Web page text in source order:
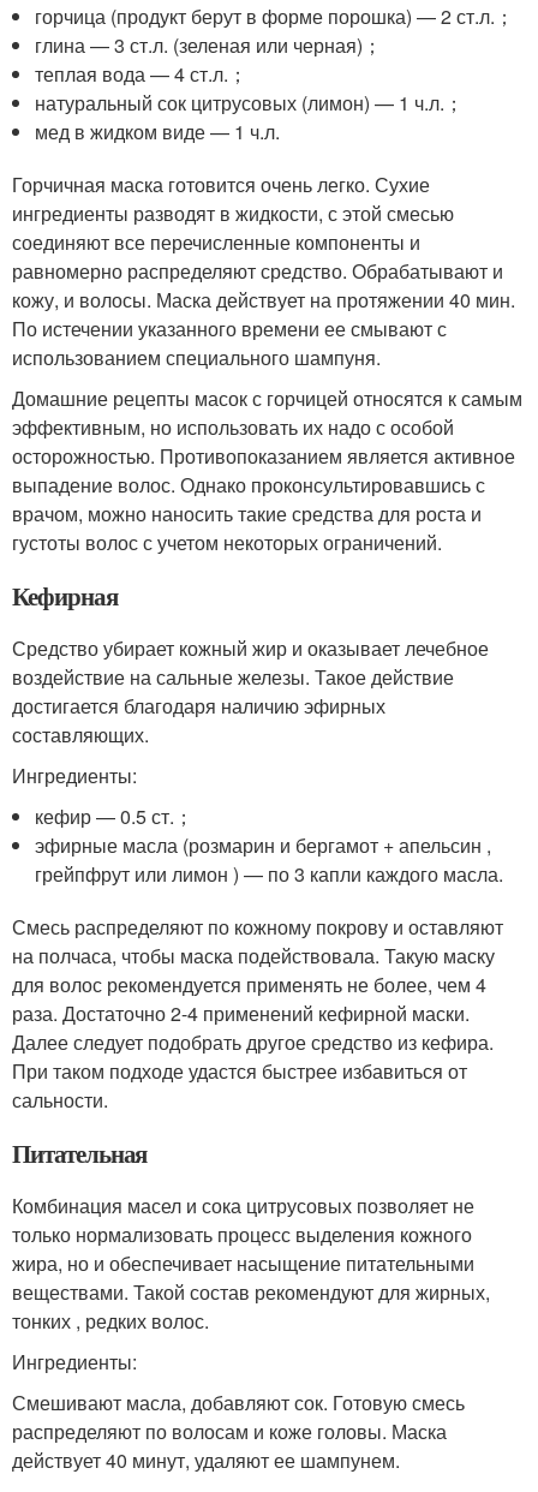
горчица (продукт берут в форме порошка) — 2 ст.л.；
глина — 3 ст.л. (зеленая или черная)；
теплая вода — 4 ст.л.；
натуральный сок цитрусовых (лимон) — 1 ч.л.；
мед в жидком виде — 1 ч.л.
Горчичная маска готовится очень легко. Сухие
ингредиенты разводят в жидкости, с этой смесью
соединяют все перечисленные компоненты и
равномерно распределяют средство. Обрабатывают и
кожу, и волосы. Маска действует на протяжении 40 мин.
По истечении указанного времени ее смывают с
использованием специального шампуня.
Домашние рецепты масок с горчицей относятся к самым
эффективным, но использовать их надо с особой
осторожностью. Противопоказанием является активное
выпадение волос. Однако проконсультировавшись с
врачом, можно наносить такие средства для роста и
густоты волос с учетом некоторых ограничений.
Кефирная
Средство убирает кожный жир и оказывает лечебное
воздействие на сальные железы. Такое действие
достигается благодаря наличию эфирных
составляющих.
Ингредиенты:
кефир — 0.5 ст.；
эфирные масла (розмарин и бергамот + апельсин ,
грейпфрут или лимон ) — по 3 капли каждого масла.
Смесь распределяют по кожному покрову и оставляют
на полчаса, чтобы маска подействовала. Такую маску
для волос рекомендуется применять не более, чем 4
раза. Достаточно 2-4 применений кефирной маски.
Далее следует подобрать другое средство из кефира.
При таком подходе удастся быстрее избавиться от
сальности.
Питательная
Комбинация масел и сока цитрусовых позволяет не
только нормализовать процесс выделения кожного
жира, но и обеспечивает насыщение питательными
веществами. Такой состав рекомендуют для жирных,
тонких , редких волос.
Ингредиенты:
Смешивают масла, добавляют сок. Готовую смесь
распределяют по волосам и коже головы. Маска
действует 40 минут, удаляют ее шампунем.